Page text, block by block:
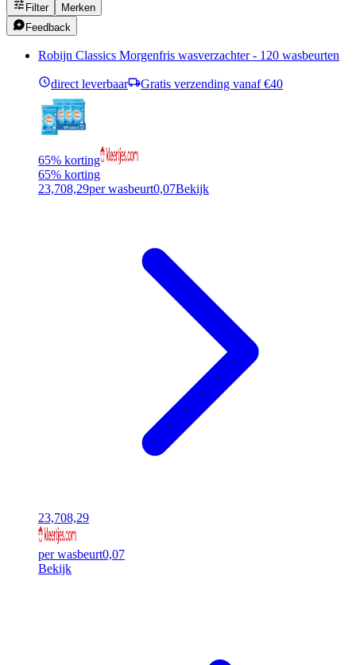
Filter
Merken
Feedback
Robijn Classics Morgenfris wasverzachter - 120 wasbeurten
direct leverbaar Gratis verzending vanaf €40
65% korting
65% korting
23,708,29per wasbeurt0,07Bekijk
23,708,29
per wasbeurt0,07
Bekijk